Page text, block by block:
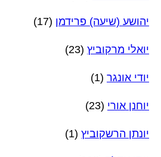
יהושע (שיעה) פרידמן (17)
יואלי מרקוביץ (23)
יודי אונגר (1)
יוחנן אורי (23)
יונתן הרשקוביץ (1)